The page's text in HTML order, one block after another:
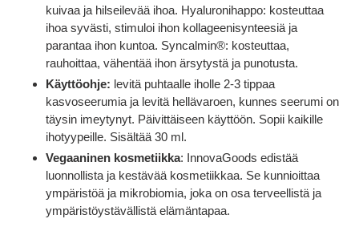
kuivaa ja hilseilevää ihoa. Hyaluronihappo: kosteuttaa
ihoa syvästi, stimuloi ihon kollageenisynteesiä ja
parantaa ihon kuntoa. Syncalmin®: kosteuttaa,
rauhoittaa, vähentää ihon ärsytystä ja punotusta.
Käyttöohje: levitä puhtaalle iholle 2-3 tippaa
kasvoseerumia ja levitä hellävaroen, kunnes seerumi on
täysin imeytynyt. Päivittäiseen käyttöön. Sopii kaikille
ihotyypeille. Sisältää 30 ml.
Vegaaninen kosmetiikka: InnovaGoods edistää
luonnollista ja kestävää kosmetiikkaa. Se kunnioittaa
ympäristöä ja mikrobiomia, joka on osa terveellistä ja
ympäristöystävällistä elämäntapaa.